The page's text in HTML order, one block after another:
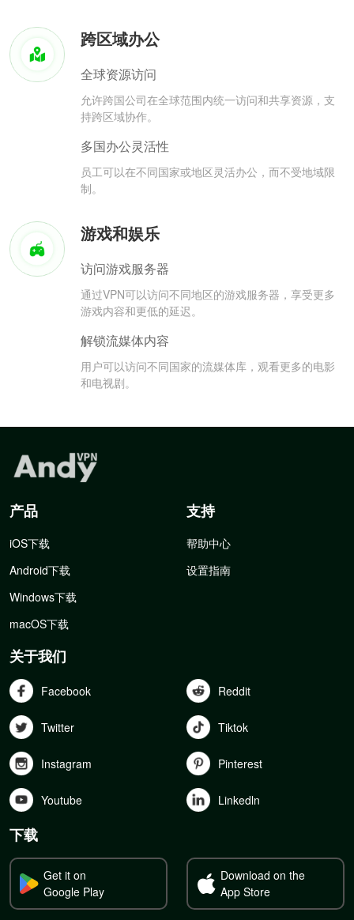
跨区域办公
全球资源访问
允许跨国公司在全球范围内统一访问和共享资源，支
持跨区域协作。
多国办公灵活性
员工可以在不同国家或地区灵活办公，而不受地域限
制。
游戏和娱乐
访问游戏服务器
通过VPN可以访问不同地区的游戏服务器，享受更多
游戏内容和更低的延迟。
解锁流媒体内容
用户可以访问不同国家的流媒体库，观看更多的电影
和电视剧。
产品
iOS下载
Android下载
Windows下载
macOS下载
支持
帮助中心
设置指南
关于我们
Facebook Reddit
Twitter Tiktok
Instagram Pinterest
Youtube Linkedln
下载
Get it on
Google Play
Download on the
App Store